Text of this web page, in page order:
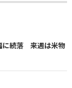
に続落 来週は米物